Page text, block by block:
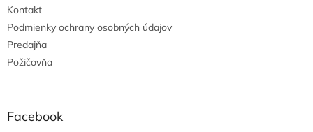
Kontakt
Podmienky ochrany osobných údajov
Predajňa
Požičovňa
Facebook